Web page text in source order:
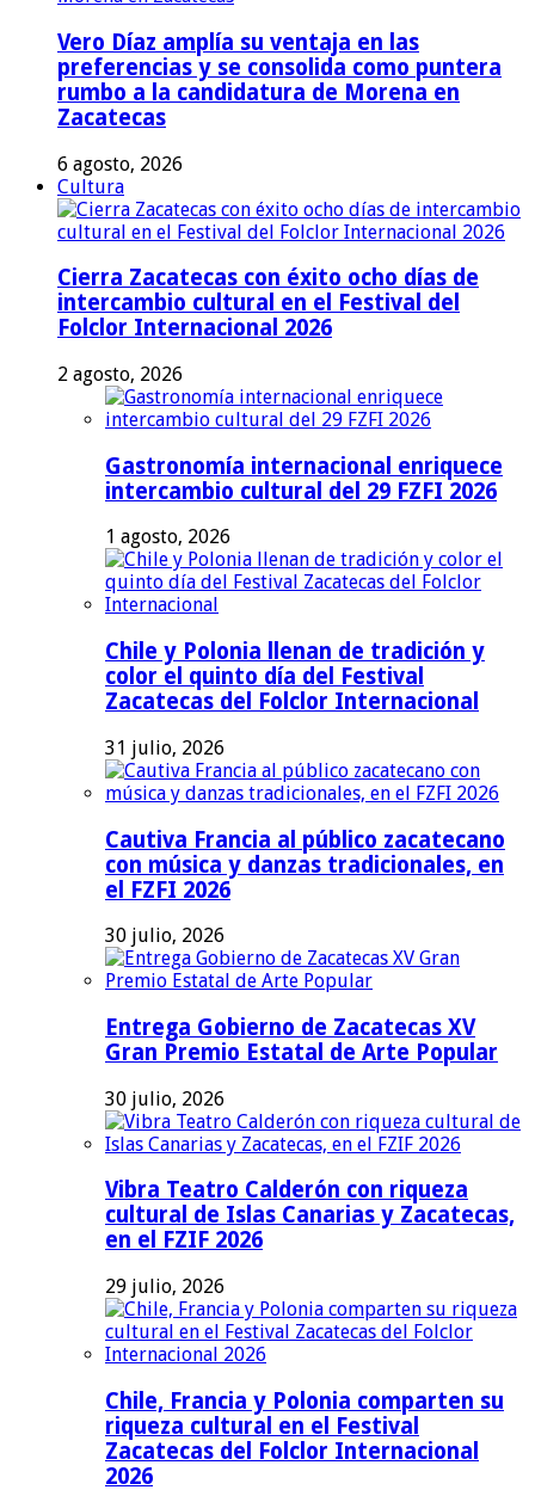
Vero Díaz amplía su ventaja en las
preferencias y se consolida como puntera
rumbo a la candidatura de Morena en
Zacatecas
6 agosto, 2026
Cultura
Cierra Zacatecas con éxito ocho días de
intercambio cultural en el Festival del
Folclor Internacional 2026
2 agosto, 2026
Gastronomía internacional enriquece
intercambio cultural del 29 FZFI 2026
1 agosto, 2026
Chile y Polonia llenan de tradición y
color el quinto día del Festival
Zacatecas del Folclor Internacional
31 julio, 2026
Cautiva Francia al público zacatecano
con música y danzas tradicionales, en
el FZFI 2026
30 julio, 2026
Entrega Gobierno de Zacatecas XV
Gran Premio Estatal de Arte Popular
30 julio, 2026
Vibra Teatro Calderón con riqueza
cultural de Islas Canarias y Zacatecas,
en el FZIF 2026
29 julio, 2026
Chile, Francia y Polonia comparten su
riqueza cultural en el Festival
Zacatecas del Folclor Internacional
2026